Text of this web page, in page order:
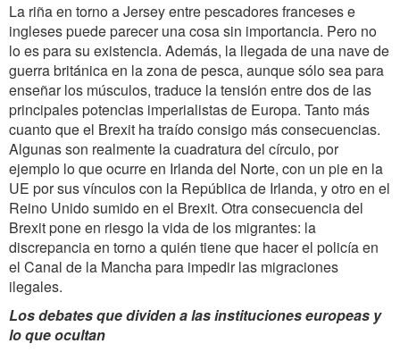
La riña en torno a Jersey entre pescadores franceses e
ingleses puede parecer una cosa sin importancia. Pero no
lo es para su existencia. Además, la llegada de una nave de
guerra británica en la zona de pesca, aunque sólo sea para
enseñar los músculos, traduce la tensión entre dos de las
principales potencias imperialistas de Europa. Tanto más
cuanto que el Brexit ha traído consigo más consecuencias.
Algunas son realmente la cuadratura del círculo, por
ejemplo lo que ocurre en Irlanda del Norte, con un pie en la
UE por sus vínculos con la República de Irlanda, y otro en el
Reino Unido sumido en el Brexit. Otra consecuencia del
Brexit pone en riesgo la vida de los migrantes: la
discrepancia en torno a quién tiene que hacer el policía en
el Canal de la Mancha para impedir las migraciones
ilegales.
Los debates que dividen a las instituciones europeas y
lo que ocultan